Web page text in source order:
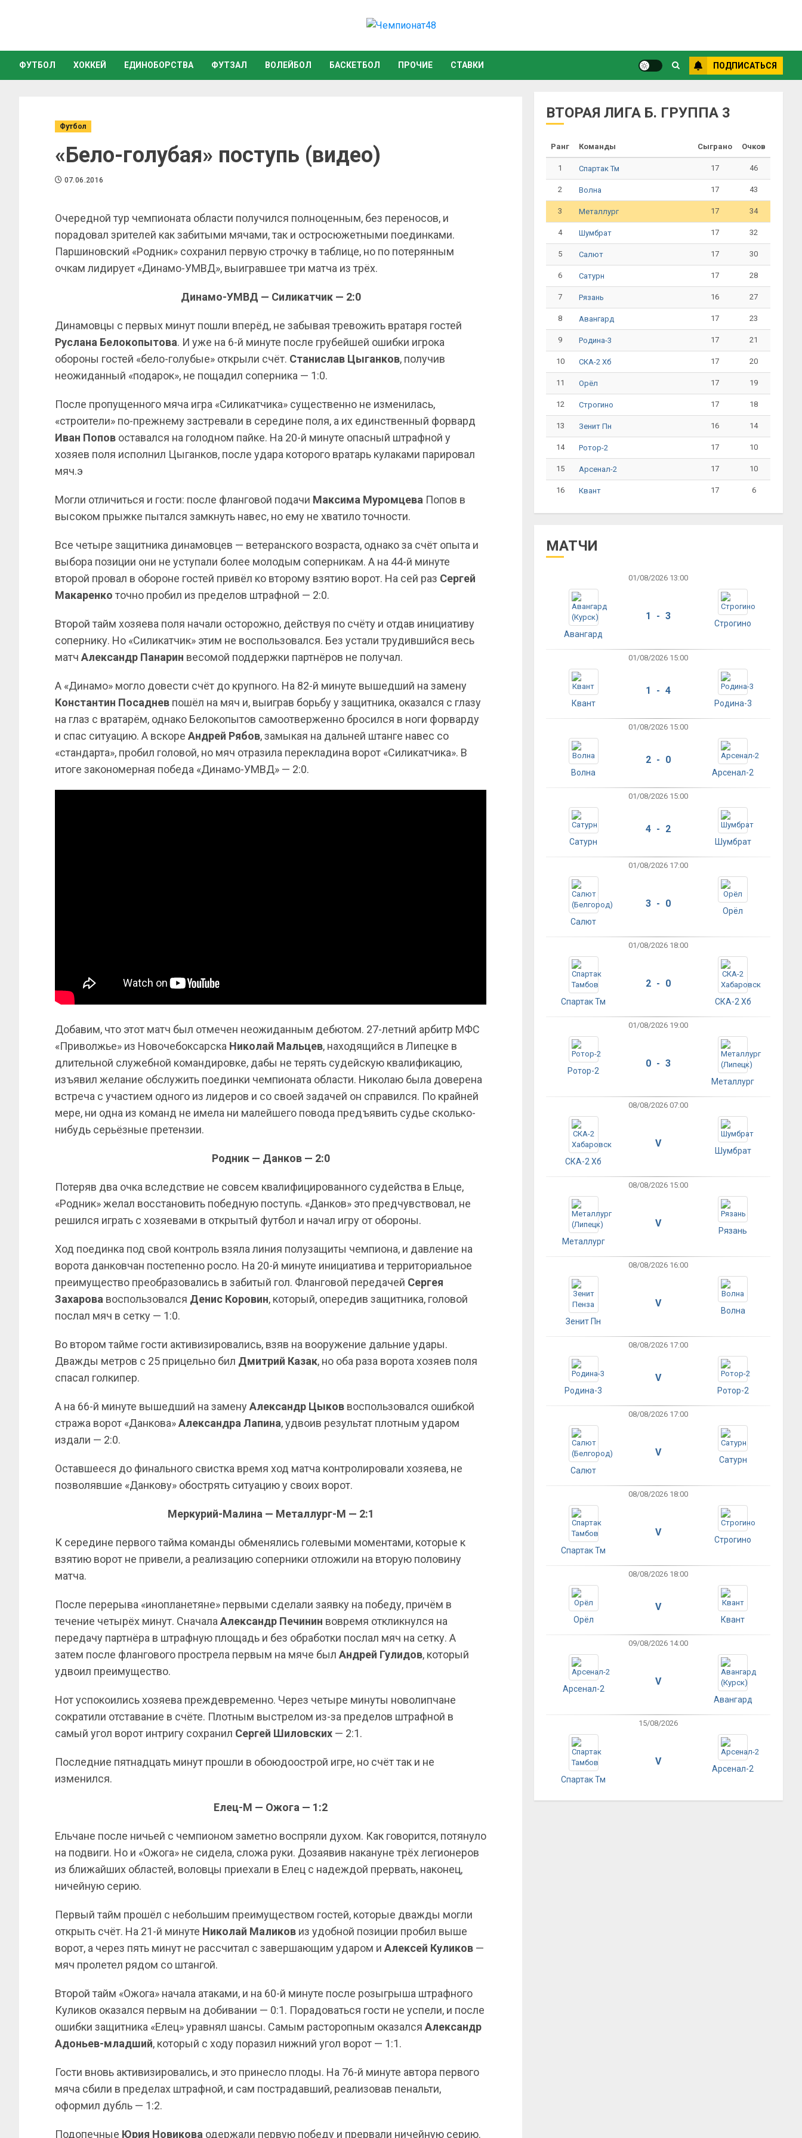
ФУТБОЛ ХОККЕЙ ЕДИНОБОРСТВА ФУТЗАЛ ВОЛЕЙБОЛ БАСКЕТБОЛ ПРОЧИЕ СТАВКИ ПОДПИСАТЬСЯ
Футбол
«Бело-голубая» поступь (видео)
07.06.2016
Очередной тур чемпионата области получился полноценным, без переносов, и
порадовал зрителей как забитыми мячами, так и остросюжетными поединками.
Паршиновский «Родник» сохранил первую строчку в таблице, но по потерянным
очкам лидирует «Динамо-УМВД», выигравшее три матча из трёх.
Динамо-УМВД — Силикатчик — 2:0
Динамовцы с первых минут пошли вперёд, не забывая тревожить вратаря гостей
Руслана Белокопытова. И уже на 6-й минуте после грубейшей ошибки игрока
обороны гостей «бело-голубые» открыли счёт. Станислав Цыганков, получив
неожиданный «подарок», не пощадил соперника — 1:0.
После пропущенного мяча игра «Силикатчика» существенно не изменилась,
«строители» по-прежнему застревали в середине поля, а их единственный форвард
Иван Попов оставался на голодном пайке. На 20-й минуте опасный штрафной у
хозяев поля исполнил Цыганков, после удара которого вратарь кулаками парировал
мяч.э
Могли отличиться и гости: после фланговой подачи Максима Муромцева Попов в
высоком прыжке пытался замкнуть навес, но ему не хватило точности.
Все четыре защитника динамовцев — ветеранского возраста, однако за счёт опыта и
выбора позиции они не уступали более молодым соперникам. А на 44-й минуте
второй провал в обороне гостей привёл ко второму взятию ворот. На сей раз Сергей
Макаренко точно пробил из пределов штрафной — 2:0.
Второй тайм хозяева поля начали осторожно, действуя по счёту и отдав инициативу
сопернику. Но «Силикатчик» этим не воспользовался. Без устали трудившийся весь
матч Александр Панарин весомой поддержки партнёров не получал.
А «Динамо» могло довести счёт до крупного. На 82-й минуте вышедший на замену
Константин Посаднев пошёл на мяч и, выиграв борьбу у защитника, оказался с глазу
на глаз с вратарём, однако Белокопытов самоотверженно бросился в ноги форварду
и спас ситуацию. А вскоре Андрей Рябов, замыкая на дальней штанге навес со
«стандарта», пробил головой, но мяч отразила перекладина ворот «Силикатчика». В
итоге закономерная победа «Динамо-УМВД» — 2:0.
Добавим, что этот матч был отмечен неожиданным дебютом. 27-летний арбитр МФС
«Приволжье» из Новочебоксарска Николай Мальцев, находящийся в Липецке в
длительной служебной командировке, дабы не терять судейскую квалификацию,
изъявил желание обслужить поединки чемпионата области. Николаю была доверена
встреча с участием одного из лидеров и со своей задачей он справился. По крайней
мере, ни одна из команд не имела ни малейшего повода предъявить судье сколько-
нибудь серьёзные претензии.
Родник — Данков — 2:0
Потеряв два очка вследствие не совсем квалифицированного судейства в Ельце,
«Родник» желал восстановить победную поступь. «Данков» это предчувствовал, не
решился играть с хозяевами в открытый футбол и начал игру от обороны.
Ход поединка под свой контроль взяла линия полузащиты чемпиона, и давление на
ворота данковчан постепенно росло. На 20-й минуте инициатива и территориальное
преимущество преобразовались в забитый гол. Фланговой передачей Сергея
Захарова воспользовался Денис Коровин, который, опередив защитника, головой
послал мяч в сетку — 1:0.
Во втором тайме гости активизировались, взяв на вооружение дальние удары.
Дважды метров с 25 прицельно бил Дмитрий Казак, но оба раза ворота хозяев поля
спасал голкипер.
А на 66-й минуте вышедший на заменуАлександр Цыков воспользовался ошибкой
стража ворот «Данкова»Александра Лапина, удвоив результат плотным ударом
издали — 2:0.
Оставшееся до финального свистка время ход матча контролировали хозяева, не
позволявшие «Данкову» обострять ситуацию у своих ворот.
Меркурий-Малина — Металлург-М — 2:1
К середине первого тайма команды обменялись голевыми моментами, которые к
взятию ворот не привели, а реализацию соперники отложили на вторую половину
матча.
После перерыва «инопланетяне» первыми сделали заявку на победу, причём в
течение четырёх минут. Сначала Александр Печинин вовремя откликнулся на
передачу партнёра в штрафную площадь и без обработки послал мяч на сетку. А
затем после флангового прострела первым на мяче был Андрей Гулидов, который
удвоил преимущество.
Нот успокоились хозяева преждевременно. Через четыре минуты новолипчане
сократили отставание в счёте. Плотным выстрелом из-за пределов штрафной в
самый угол ворот интригу сохранил Сергей Шиловских — 2:1.
Последние пятнадцать минут прошли в обоюдоострой игре, но счёт так и не
изменился.
Елец-М — Ожога — 1:2
Ельчане после ничьей с чемпионом заметно воспряли духом. Как говорится, потянуло
на подвиги. Но и «Ожога» не сидела, сложа руки. Дозаявив накануне трёх легионеров
из ближайших областей, воловцы приехали в Елец с надеждой прервать, наконец,
ничейную серию.
Первый тайм прошёл с небольшим преимуществом гостей, которые дважды могли
открыть счёт. На 21-й минуте Николай Маликов из удобной позиции пробил выше
ворот, а через пять минут не рассчитал с завершающим ударом и Алексей Куликов —
мяч пролетел рядом со штангой.
Второй тайм «Ожога» начала атаками, и на 60-й минуте после розыгрыша штрафного
Куликов оказался первым на добивании — 0:1. Порадоваться гости не успели, и после
ошибки защитника «Елец» уравнял шансы. Самым расторопным оказался Александр
Адоньев-младший, который с ходу поразил нижний угол ворот — 1:1.
Гости вновь активизировались, и это принесло плоды. На 76-й минуте автора первого
мяча сбили в пределах штрафной, и сам пострадавший, реализовав пенальти,
оформил дубль — 1:2.
Подопечные Юрия Новикова одержали первую победу и прервали ничейную серию.
ВТОРАЯ ЛИГА Б. ГРУППА 3
Ранг Команды Сыграно Очков
1 Спартак Тм 17 46
2 Волна 17 43
3 Металлург 17 34
4 Шумбрат 17 32
5 Салют 17 30
6 Сатурн 17 28
7 Рязань 16 27
8 Авангард 17 23
9 Родина-3 17 21
10 СКА-2 Хб 17 20
11 Орёл 17 19
12 Строгино 17 18
13 Зенит Пн 16 14
14 Ротор-2 17 10
15 Арсенал-2 17 10
16 Квант 17 6
МАТЧИ
01/08/2026 13:00
Авангард
1 - 3
Строгино
01/08/2026 15:00
Квант
1 - 4
Родина-3
01/08/2026 15:00
Волна
2 - 0
Арсенал-2
01/08/2026 15:00
Сатурн
4 - 2
Шумбрат
01/08/2026 17:00
Салют
3 - 0
Орёл
01/08/2026 18:00
Спартак Тм
2 - 0
СКА-2 Хб
01/08/2026 19:00
Ротор-2
0 - 3
Металлург
08/08/2026 07:00
СКА-2 Хб
V
Шумбрат
08/08/2026 15:00
Металлург
V
Рязань
08/08/2026 16:00
Зенит Пн
V
Волна
08/08/2026 17:00
Родина-3
V
Ротор-2
08/08/2026 17:00
Салют
V
Сатурн
08/08/2026 18:00
Спартак Тм
V
Строгино
08/08/2026 18:00
Орёл
V
Квант
09/08/2026 14:00
Арсенал-2
V
Авангард
15/08/2026
Спартак Тм
V
Арсенал-2